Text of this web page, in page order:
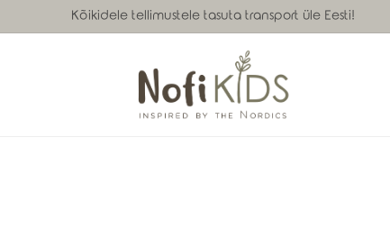
Kõikidele tellimustele tasuta transport üle Eesti!